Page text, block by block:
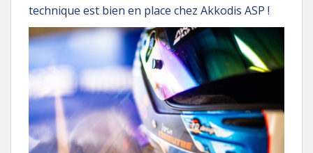
technique est bien en place chez Akkodis ASP !